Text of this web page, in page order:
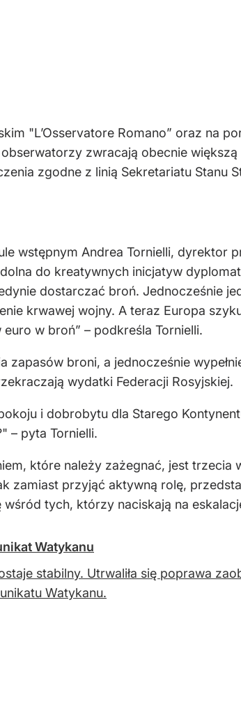
"L’Osservatore Romano” oraz na
zwracają obecnie
zgodne z linią Sekretariatu Stanu
wstępnym Andrea Tornielli, dyrektor
do kreatywnych inicjatyw
dostarczać broń. Jednocześnie
krwawej wojny. A teraz Europa
w broń” – podkreśla Tornielli.
broni, a jednocześnie
wydatki Federacji Rosyjskiej.
i dobrobytu dla Starego
– pyta Tornielli.
które należy zażegnać, jest trzecia
zamiast przyjąć aktywną rolę,
tych, którzy naciskają na
Watykanu
stabilny. Utrwaliła się poprawa
Watykanu.